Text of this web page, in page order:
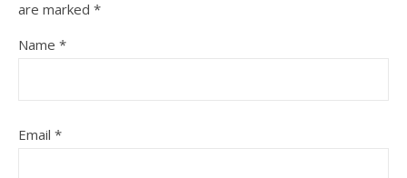
are marked *
Name *
Email *